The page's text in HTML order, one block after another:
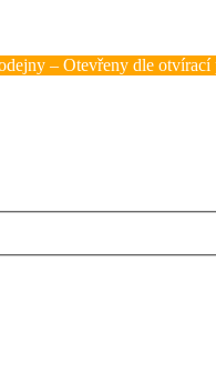
– Otevřeny dle